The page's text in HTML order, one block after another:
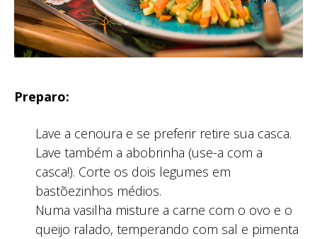
Preparo:
Lave a cenoura e se preferir retire sua casca.
Lave também a abobrinha (use-a com a
casca!). Corte os dois legumes em
bastõezinhos médios.
Numa vasilha misture a carne com o ovo e o
queijo ralado, temperando com sal e pimenta